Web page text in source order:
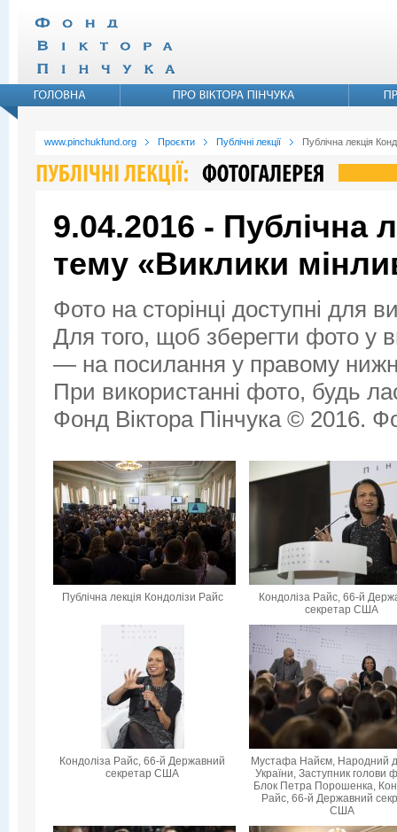
www.pinchukfund.org Проєкти Публічні лекції Публічна лекція
9.04.2016 - Публічна
тему «Виклики
Фото на сторінці доступні для
Для того, щоб зберегти фото у
— на посилання у правому
При використанні фото, будь
Фонд Віктора Пінчука © 2016.
Публічна лекція Кондолізи Райс
Кондоліза Райс, 66-й
секретар США
Кондоліза Райс, 66-й Державний
секретар США
Мустафа Найєм, Народний
України, Заступник голови
Блок Петра Порошенка,
Райс, 66-й Державний
США